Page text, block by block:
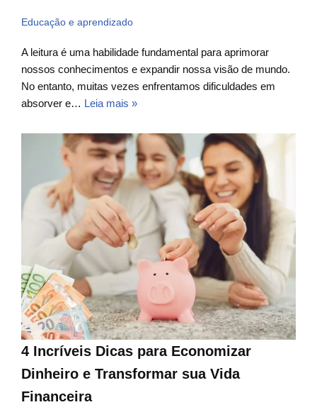
Educação e aprendizado
A leitura é uma habilidade fundamental para aprimorar
nossos conhecimentos e expandir nossa visão de mundo.
No entanto, muitas vezes enfrentamos dificuldades em
absorver e… Leia mais »
4 Incríveis Dicas para Economizar
Dinheiro e Transformar sua Vida
Financeira